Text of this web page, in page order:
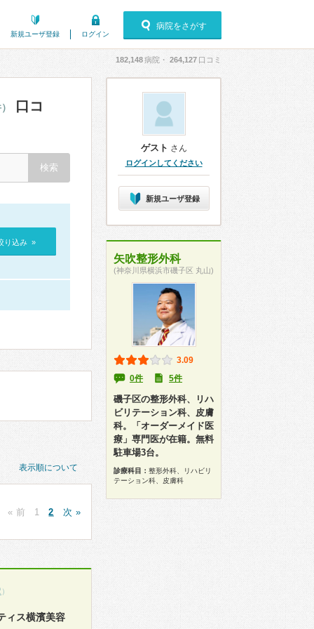
新規ユーザ登録 ログイン
病院をさがす
182,148病院・ 264,127 口コミ
口コ
り込み »
表示順について
« 前 1 2 次 »
）
ィス横濱美容
ゲスト さん
ログインしてください
新規ユーザ登録
矢吹整形外科
(神奈川県横浜市磯子区 丸山)
3.09
0件
5件
磯子区の整形外科、リハ
ビリテーション科、皮膚
科。「オーダーメイド医
療」専門医が在籍。無料
駐車場3台。
診療科目： 整形外科、リハビリ
テーション科、皮膚科